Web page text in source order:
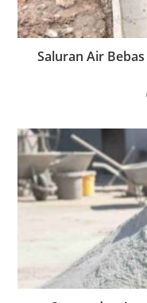
Saluran Air